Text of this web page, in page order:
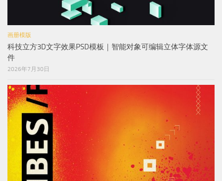
画册模版
科技立方3D文字效果PSD模板｜智能对象可编辑立体字体源文
件
2026年7月30日